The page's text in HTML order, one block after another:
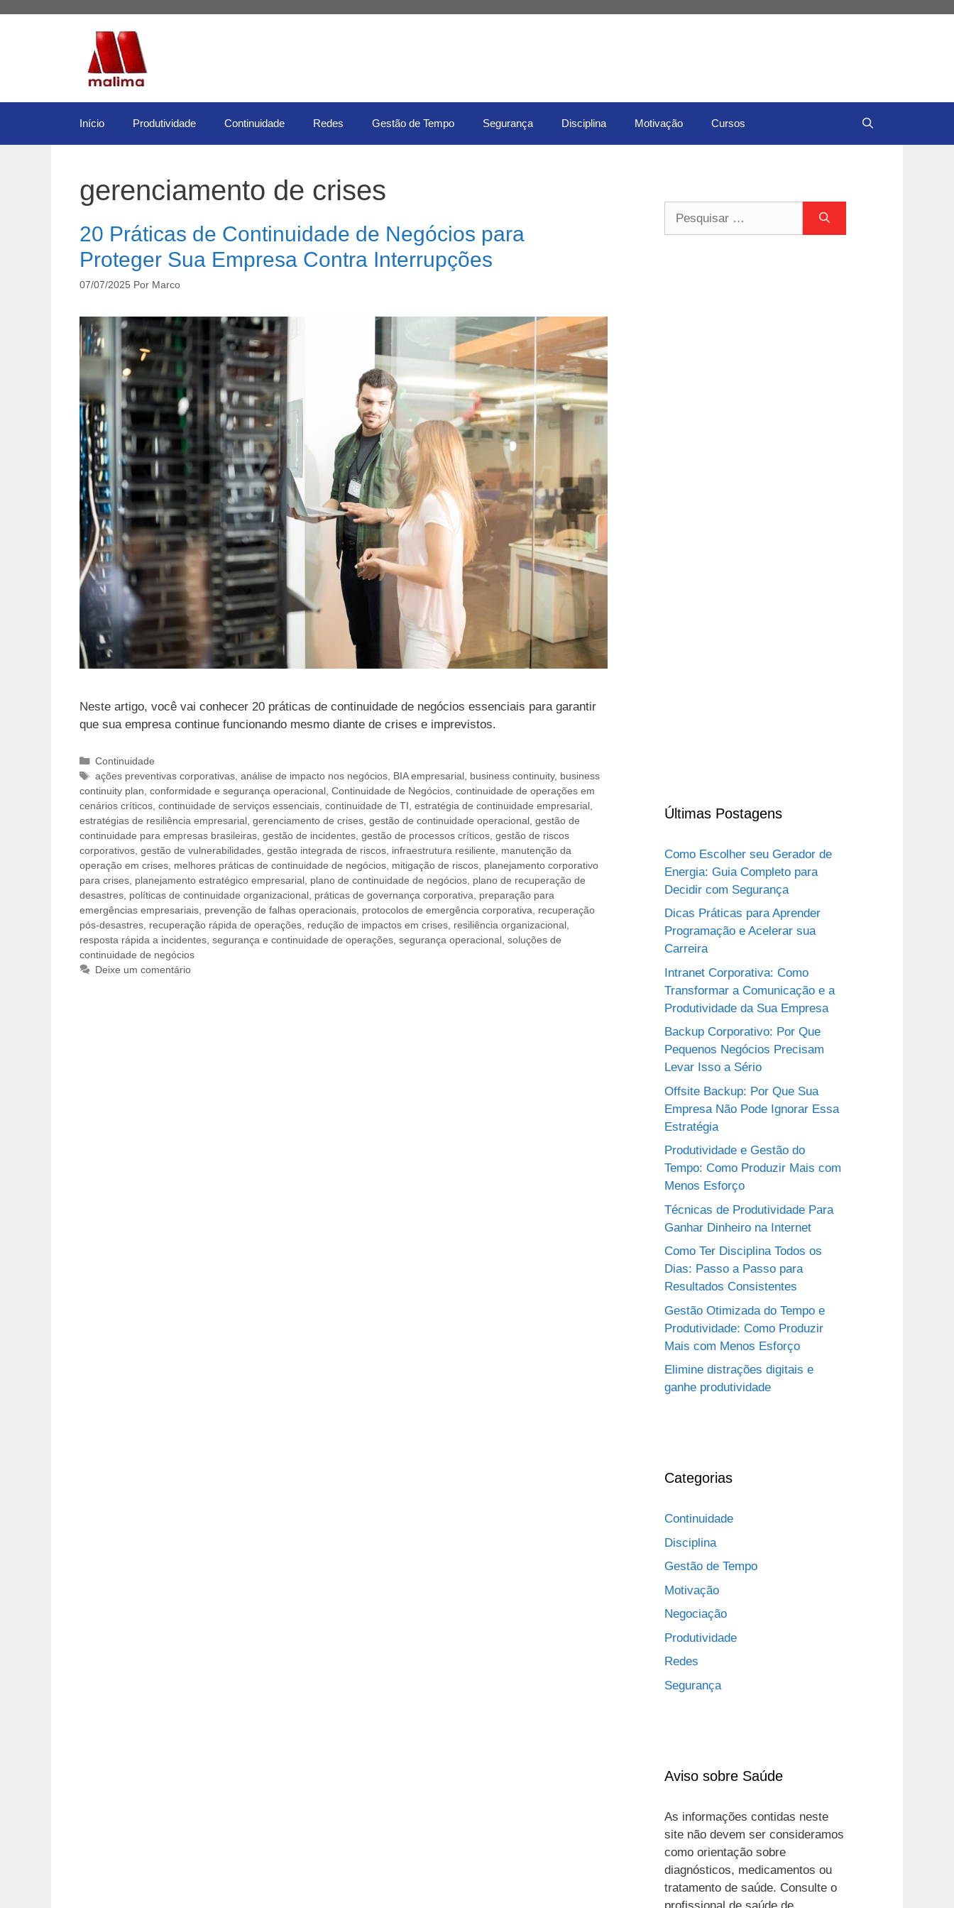
Início Produtividade Continuidade Redes Gestão de Tempo Segurança Disciplina Motivação Cursos
gerenciamento de crises
20 Práticas de Continuidade de Negócios para
Proteger Sua Empresa Contra Interrupções
07/07/2025 Por Marco
Neste artigo, você vai conhecer 20 práticas de continuidade de negócios essenciais para garantir
que sua empresa continue funcionando mesmo diante de crises e imprevistos.
Categorias
Continuidade
Tags
ações preventivas corporativas, análise de impacto nos negócios, BIA empresarial, business continuity, business
continuity plan conformidade e segurança operacional Continuidade de Negócios continuidade de operações em
cenários críticos continuidade de serviços essenciais continuidade de TI estratégia de continuidade empresarial
estratégias de resiliência empresarial gerenciamento de crises gestão de continuidade operacional gestão de
continuidade para empresas brasileiras gestão de incidentes gestão de processos críticos gestão de riscos
corporativos gestão de vulnerabilidades gestão integrada de riscos infraestrutura resiliente
manutenção da
operação em crises melhores práticas de continuidade de negócios mitigação de riscos planejamento corporativo
para crises planejamento estratégico empresarial plano de continuidade de negócios plano de recuperação de
desastres políticas de continuidade organizacional práticas de governança corporativa
preparação para
emergências empresariais prevenção de falhas operacionais protocolos de emergência corporativa
recuperação
pós-desastres recuperação rápida de operações redução de impactos em crises resiliência organizacional
resposta rápida a incidentes segurança e continuidade de operações segurança operacional soluções de
continuidade de negócios
Deixe um comentário
Últimas Postagens
Como Escolher seu Gerador de
Energia: Guia Completo para
Decidir com Segurança
Dicas Práticas para Aprender
Programação e Acelerar sua
Carreira
Intranet Corporativa: Como
Transformar a Comunicação e a
Produtividade da Sua Empresa
Backup Corporativo: Por Que
Pequenos Negócios Precisam
Levar Isso a Sério
Offsite Backup: Por Que Sua
Empresa Não Pode Ignorar Essa
Estratégia
Produtividade e Gestão do
Tempo: Como Produzir Mais com
Menos Esforço
Técnicas de Produtividade Para
Ganhar Dinheiro na Internet
Como Ter Disciplina Todos os
Dias: Passo a Passo para
Resultados Consistentes
Gestão Otimizada do Tempo e
Produtividade: Como Produzir
Mais com Menos Esforço
Elimine distrações digitais e
ganhe produtividade
Categorias
Continuidade
Disciplina
Gestão de Tempo
Motivação
Negociação
Produtividade
Redes
Segurança
Aviso sobre Saúde
As informações contidas neste
site não devem ser consideramos
como orientação sobre
diagnósticos, medicamentos ou
tratamento de saúde. Consulte o
profissional de saúde de